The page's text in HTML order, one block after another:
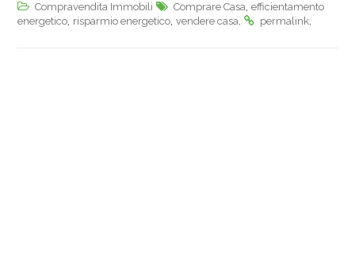
Compravendita Immobili Comprare Casa efficientamento
energetico risparmio energetico vendere casa permalink